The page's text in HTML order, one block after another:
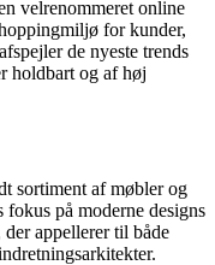
velrenommeret online
for kunder,
de nyeste trends
holdbart og af høj
sortiment af møbler og
på moderne designs
appellerer til både